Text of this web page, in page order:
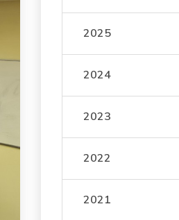
2025
2024
2023
2022
2021